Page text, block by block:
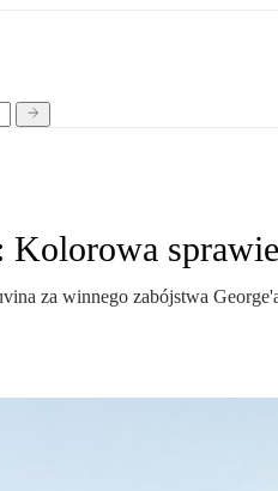
Kolorowa
za winnego zabójstwa